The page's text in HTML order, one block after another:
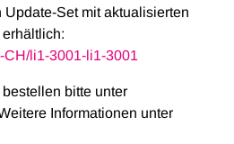
Set mit aktualisierten
CH/li1-3001-li1-3001
bitte unter
Informationen unter